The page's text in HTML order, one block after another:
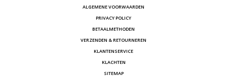
ALGEMENE VOORWAARDEN
PRIVACY POLICY
BETAALMETHODEN
VERZENDEN & RETOURNEREN
KLANTENSERVICE
KLACHTEN
SITEMAP